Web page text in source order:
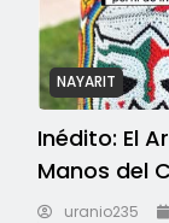
NAYARIT
Inédito: El
Manos del
uranio235